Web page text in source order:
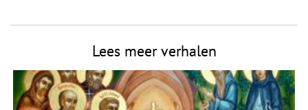
Lees meer verhalen